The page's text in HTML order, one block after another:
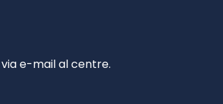
e-mail al centre.